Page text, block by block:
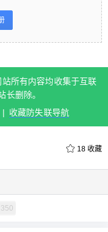
所有内容均收集于互联
长删除。
| 收藏防失联导航
18 收藏
350